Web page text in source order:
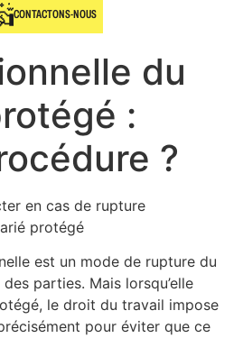
CONTACTONS-NOUS
du
:
?
en cas de rupture
protégé
est un mode de rupture du
parties. Mais lorsqu’elle
le droit du travail impose
pour éviter que ce